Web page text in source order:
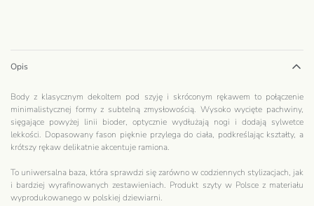
Opis
Body z klasycznym dekoltem pod szyję i skróconym rękawem to połączenie
minimalistycznej formy z subtelną zmysłowością. Wysoko wycięte pachwiny,
sięgające powyżej linii bioder, optycznie wydłużają nogi i dodają sylwetce
lekkości. Dopasowany fason pięknie przylega do ciała, podkreślając kształty, a
krótszy rękaw delikatnie akcentuje ramiona.
To uniwersalna baza, która sprawdzi się zarówno w codziennych stylizacjach, jak
i bardziej wyrafinowanych zestawieniach. Produkt szyty w Polsce z materiału
wyprodukowanego w polskiej dziewiarni.